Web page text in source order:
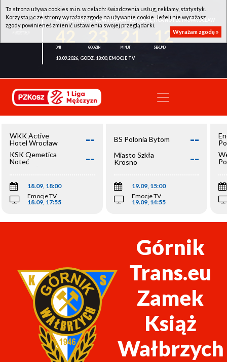
WKK ACTIVE HOTEL WROCŁAW - KSK QEMETICA NOTEĆ INOWROCŁAW
11
18.09.2026, GODZ. 18:00, EMOCJE TV
WKK Active
Hotel Wrocław
--
KSK Qemetica
Noteć
Inowrocław
--
18.09, 18:00
Emocje TV
18.09, 17:55
BS Polonia Bytom --
Miasto Szkła
Krosno
--
19.09, 15:00
Emocje TV
19.09, 14:55
Górnik
Trans.eu
Zamek
Książ
Wałbrzych
Ta strona używa cookies m.in. w celach: świadczenia usług, reklamy, statystyk.
Korzystając ze strony wyrażasz zgodę na używanie cookie. Jeżeli nie wyrażasz
zgody powinieneś zmienić ustawienia swojej przeglądarki.
Wyrażam zgodę »